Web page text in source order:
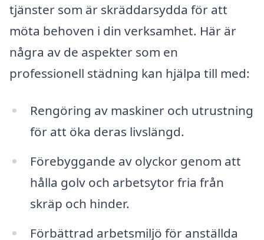
tjänster som är skräddarsydda för att
möta behoven i din verksamhet. Här är
några av de aspekter som en
professionell städning kan hjälpa till med:
Rengöring av maskiner och utrustning
för att öka deras livslängd.
Förebyggande av olyckor genom att
hålla golv och arbetsytor fria från
skräp och hinder.
Förbättrad arbetsmiljö för anställda